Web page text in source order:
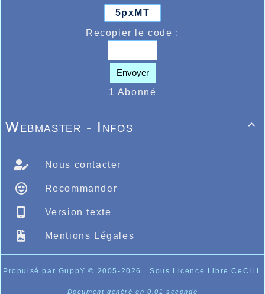
5pxMT
Recopier le code :
Envoyer
1 Abonné

Webmaster - Infos
Nous contacter
Recommander
Version texte
Mentions Légales
Propulsé par GuppY© 2005-2026 Sous Licence Libre CeCILL
Document généré en 0.01 seconde